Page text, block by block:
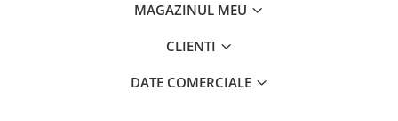
MAGAZINUL MEU
CLIENTI
DATE COMERCIALE